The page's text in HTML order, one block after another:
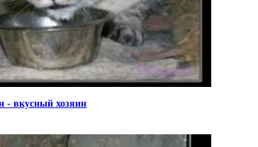
- вкусный хозяин